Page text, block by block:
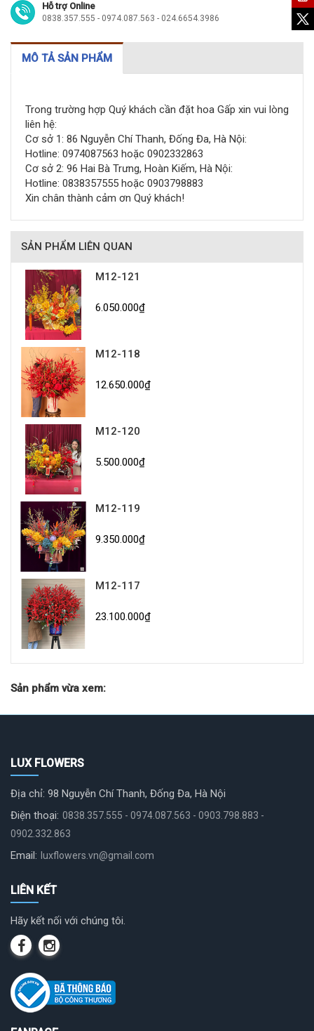
Hỗ trợ Online
0838.357.555 - 0974.087.563 - 024.6654.3986
MÔ TẢ SẢN PHẨM
Trong trường hợp Quý khách cần đặt hoa Gấp xin vui lòng
liên hệ:
Cơ sở 1: 86 Nguyễn Chí Thanh, Đống Đa, Hà Nội:
Hotline: 0974087563 hoặc 0902332863
Cơ sở 2: 96 Hai Bà Trưng, Hoàn Kiếm, Hà Nội:
Hotline: 0838357555 hoặc 0903798883
Xin chân thành cảm ơn Quý khách!
SẢN PHẨM LIÊN QUAN
M12-121
6.050.000₫
M12-118
12.650.000₫
M12-120
5.500.000₫
M12-119
9.350.000₫
M12-117
23.100.000₫
Sản phẩm vừa xem:
LUX FLOWERS
Địa chỉ: 98 Nguyễn Chí Thanh, Đống Đa, Hà Nội
Điện thoại: 0838.357.555 - 0974.087.563 - 0903.798.883 -
0902.332.863
Email: luxflowers.vn@gmail.com
LIÊN KẾT
Hãy kết nối với chúng tôi.